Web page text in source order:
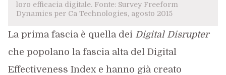
loro efficacia digitale. Fonte: Survey Freeform
Dynamics per Ca Technologies, agosto 2015
La prima fascia è quella dei Digital Disrupter
che popolano la fascia alta del Digital
Effectiveness Index e hanno già creato